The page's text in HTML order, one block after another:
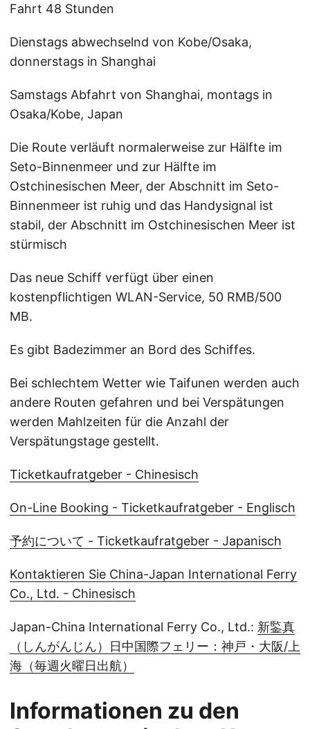
Fahrt 48 Stunden
Dienstags abwechselnd von Kobe/Osaka,
donnerstags in Shanghai
Samstags Abfahrt von Shanghai, montags in
Osaka/Kobe, Japan
Die Route verläuft normalerweise zur Hälfte im
Seto-Binnenmeer und zur Hälfte im
Ostchinesischen Meer, der Abschnitt im Seto-
Binnenmeer ist ruhig und das Handysignal ist
stabil, der Abschnitt im Ostchinesischen Meer ist
stürmisch
Das neue Schiff verfügt über einen
kostenpflichtigen WLAN-Service, 50 RMB/500
MB.
Es gibt Badezimmer an Bord des Schiffes.
Bei schlechtem Wetter wie Taifunen werden auch
andere Routen gefahren und bei Verspätungen
werden Mahlzeiten für die Anzahl der
Verspätungstage gestellt.
Ticketkaufratgeber - Chinesisch
On-Line Booking - Ticketkaufratgeber - Englisch
予約について - Ticketkaufratgeber - Japanisch
Kontaktieren Sie China-Japan International Ferry
Co., Ltd. - Chinesisch
Japan-China International Ferry Co., Ltd.: 新鍳真
（しんがんじん）日中国際フェリー：神戸・大阪/上
海（毎週火曜日出航）
Informationen zu den